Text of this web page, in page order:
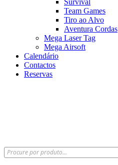
Team Games
Tiro ao Alvo
Aventura Cordas
Mega Laser Tag
Mega Airsoft
Calendário
Contactos
Reservas